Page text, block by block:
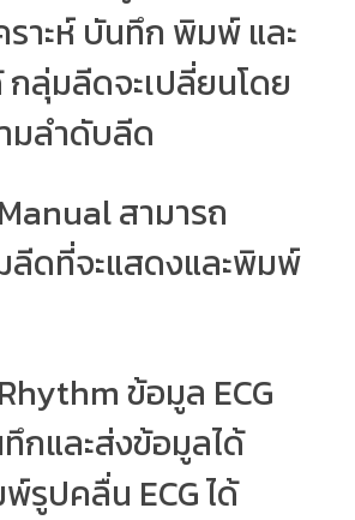
ราะห์ บันทึก พิมพ์ และ
ลุ่มลีดจะเปลี่ยนโดย
มลำดับลีด
สามารถ
ดที่จะแสดงและพิมพ์
ข้อมูล ECG
กและส่งข้อมูลได้
รูปคลื่น ECG ได้